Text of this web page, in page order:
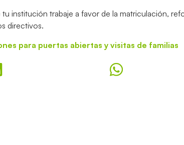
institución trabaje a favor de la matriculación,
directivos.
para puertas abiertas y visitas de familias